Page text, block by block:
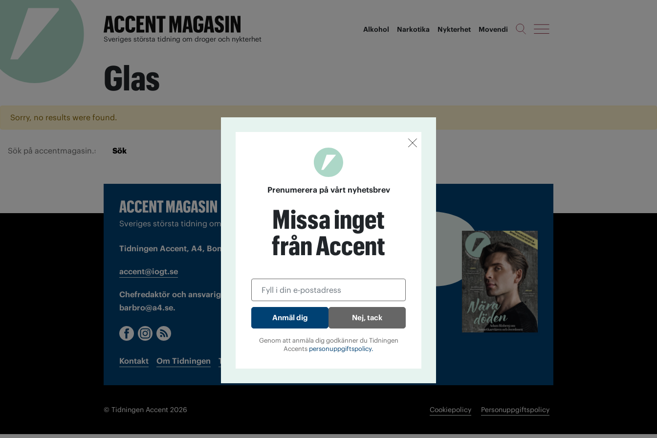
Sveriges största tidning om droger och nykterhet
Alkohol Narkotika Nykterhet Movendi
Glas
Sorry, no results were found.
Sök
Sveriges största tidning om droger och nykterhet
Tidningen Accent, A4, Bondegatan 21, 116 33 Stockholm
accent@iogt.se
Chefredaktör och ansvarig utgivare: Barbro Janson Lundkvist,
barbro@a4.se.
Kontakt Om Tidningen Tidningsarkiv
© Tidningen Accent 2026 Cookiepolicy Personuppgiftspolicy
Prenumerera på vårt nyhetsbrev
Missa inget
från Accent
Nej, tack
Genom att anmäla dig godkänner du Tidningen
Accents personuppgiftspolicy.